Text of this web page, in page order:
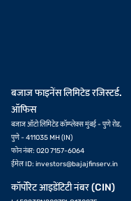
बजाज फाइनेंस लिमिटेड रजिस्टर्ड.
ऑफिस
बजाज ऑटो लिमिटेड कॉम्प्लेक्स मुंबई - पुणे रोड,
पुणे - 411035 MH (IN)
फोन नंबर: 020 7157-6064
ईमेल ID: investors@bajajfinserv.in
कॉर्पोरेट आइडेंटिटी नंबर (CIN)